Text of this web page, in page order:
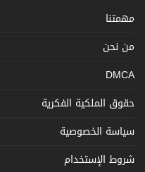
مهمتنا
من نحن
DMCA
حقوق الملكية الفكرية
سياسة الخصوصية
شروط الإستخدام